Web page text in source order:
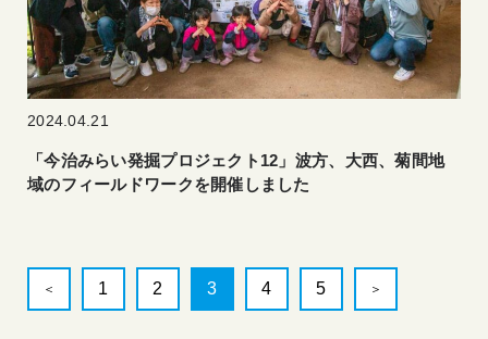
2024.04.21
「今治みらい発掘プロジェクト12」波方、大西、菊間地
域のフィールドワークを開催しました
＜ 1 2 3 4 5 ＞